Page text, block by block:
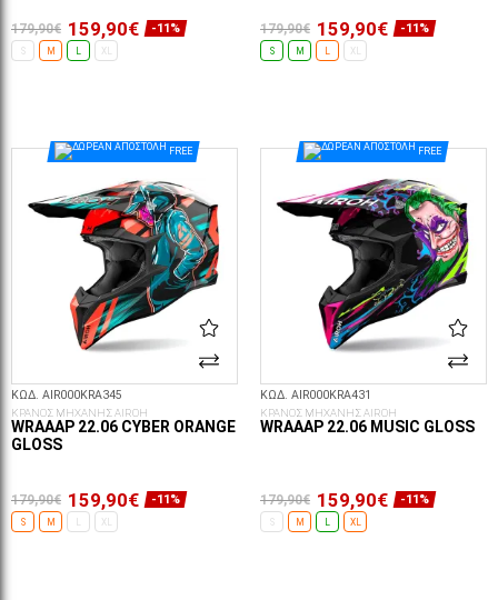
179,90€ 159,90€ -11%
S M XL
179,90€ 159,90€ -11%
S M XL
FREE
ΚΩΔ. AIR000KRA345
ΚΡΑΝΟΣ ΜΗΧΑΝΗΣ AIROH
WRAAAP 22.06 CYBER ORANGE
GLOSS
179,90€ 159,90€ -11%
S M XL
FREE
ΚΩΔ. AIR000KRA431
ΚΡΑΝΟΣ ΜΗΧΑΝΗΣ AIROH
WRAAAP 22.06 MUSIC GLOSS
179,90€ 159,90€ -11%
S M XL